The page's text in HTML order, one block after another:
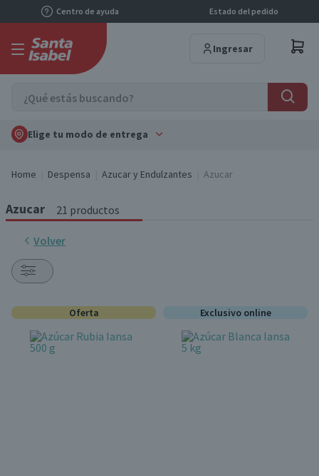
Centro de ayuda Estado del pedido
Ingresar
Elige tu modo de entrega
Home Despensa Azucar y Endulzantes Azucar
Azucar 21 productos
Volver
Oferta Exclusivo online